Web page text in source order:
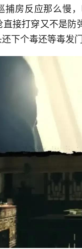
捕房反应那么慢
接打穿又不是
下个毒还等毒发门